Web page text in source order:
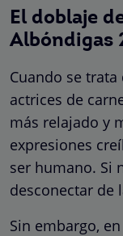
El doblaje
Albóndigas
Cuando se
actrices de
más relajado y
expresiones
ser humano. Si
desconectar de
Sin embargo,